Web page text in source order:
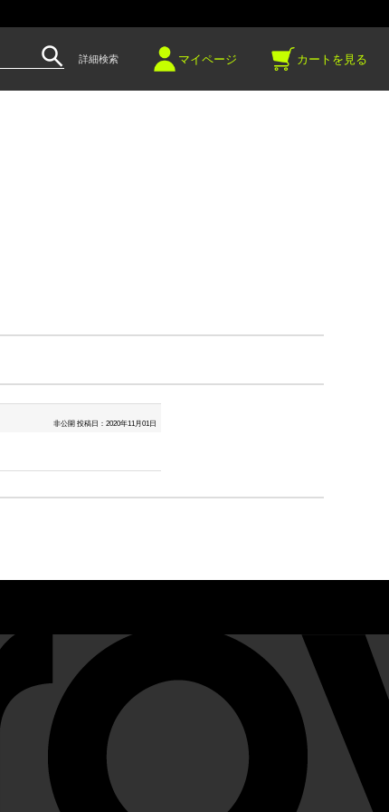
詳細検索 マイページ カートを見る
非公開 投稿日：2020年11月01日